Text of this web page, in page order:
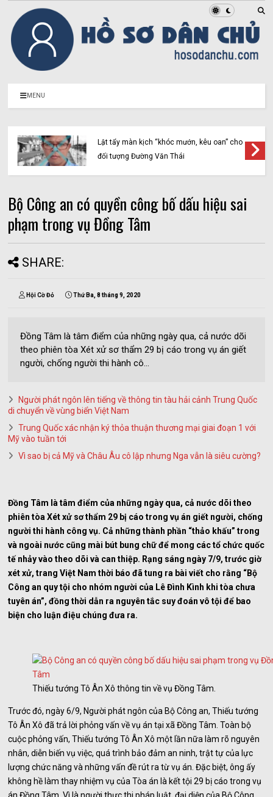
MENU
Lật tẩy màn kịch “khóc mướn, kêu oan” cho
đối tượng Đường Văn Thái
Bộ Công an có quyền công bố dấu hiệu sai
phạm trong vụ Đồng Tâm
SHARE:
Hội Cờ Đỏ Thứ Ba, 8 tháng 9, 2020
Đồng Tâm là tâm điểm của những ngày qua, cả nước dõi
theo phiên tòa Xét xử sơ thẩm 29 bị cáo trong vụ án giết
người, chống người thi hành cô...
Người phát ngôn lên tiếng về thông tin tàu hải cảnh Trung Quốc
di chuyển về vùng biển Việt Nam
Trung Quốc xác nhận ký thỏa thuận thương mại giai đoạn 1 với
Mỹ vào tuần tới
Vì sao bị cả Mỹ và Châu Âu cô lập nhưng Nga vẫn là siêu cường?
Đồng Tâm là tâm điểm của những ngày qua, cả nước dõi theo
phiên tòa Xét xử sơ thẩm 29 bị cáo trong vụ án giết người, chống
người thi hành công vụ. Cả những thành phần “thảo khấu” trong
và ngoài nước cũng mài bút bung chữ để mong các tổ chức quốc
tế nhảy vào theo dõi và can thiệp. Rạng sáng ngày 7/9, trước giờ
xét xử, trang Việt Nam thời báo đã tung ra bài viết cho rằng “Bộ
Công an quy tội cho nhóm người của Lê Đình Kình khi tòa chưa
tuyên án”, đồng thời dẫn ra nguyên tắc suy đoán vô tội để bao
biện cho luận điệu chúng đưa ra.
Thiếu tướng Tô Ân Xô thông tin về vụ Đồng Tâm.
Trước đó, ngày 6/9, Người phát ngôn của Bộ Công an, Thiếu tướng
Tô Ân Xô đã trả lời phỏng vấn về vụ án tại xã Đồng Tâm. Toàn bộ
cuộc phỏng vấn, Thiếu tướng Tô Ân Xô một lần nữa làm rõ nguyên
nhân, diễn biến vụ việc, quá trình bảo đảm an ninh, trật tự của lực
lượng chức năng và những vấn đề rút ra từ vụ án. Đặc biệt, ông ấy
không hề làm thay nhiệm vụ của Tòa án là kết tội 29 bị cáo trong vụ